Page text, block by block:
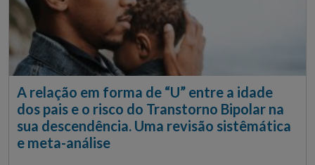
A relação em forma de “U” entre a idade
dos pais e o risco do Transtorno Bipolar na
sua descendência. Uma revisão sistêmática
e meta-análise